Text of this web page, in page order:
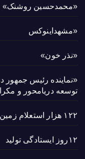
«محمدحسین روشنک»
«مشهداینوکس
«نذر خون»
«نماینده رئیس
توسعه دریامحور و
۱۲۲ هزار استعلام زمین
۱۲روز ایستادگی تولید